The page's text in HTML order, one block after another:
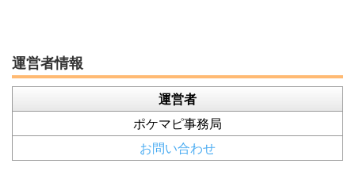
運営者情報
運営者
ポケマピ事務局
お問い合わせ